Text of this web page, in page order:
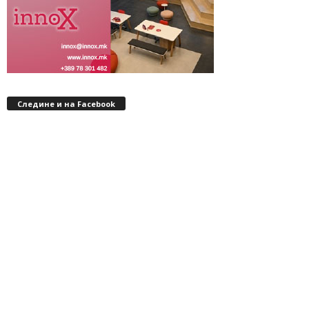
Следине и на Facebook